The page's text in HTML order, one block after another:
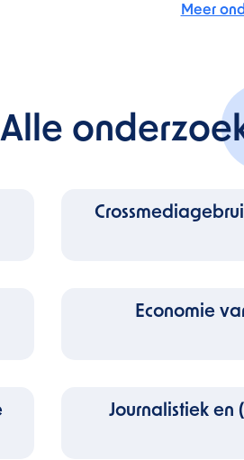
Meer
Alle
Economie
Journalistiek en